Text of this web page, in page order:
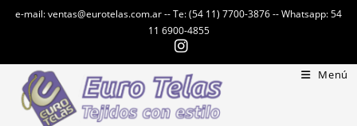
e-mail: ventas@eurotelas.com.ar -- Te: (54 11) 7700-3876 -- Whatsapp: 54
11 6900-4855
Menú